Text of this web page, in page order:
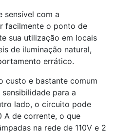
sensível com a
facilmente o ponto de
sua utilização em locais
de iluminação natural,
errático.
custo e bastante comum
para a
lado, o circuito pode
A de corrente, o que
na rede de 110V e 2